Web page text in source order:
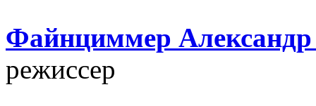
Файнциммер
режисcер